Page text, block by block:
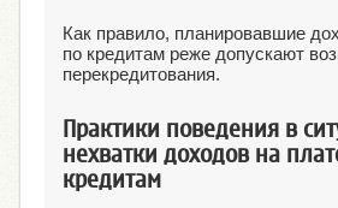
Как правило, планировавшие
по кредитам реже допускают
перекредитования.
Практики поведения в
нехватки доходов на
кредитам